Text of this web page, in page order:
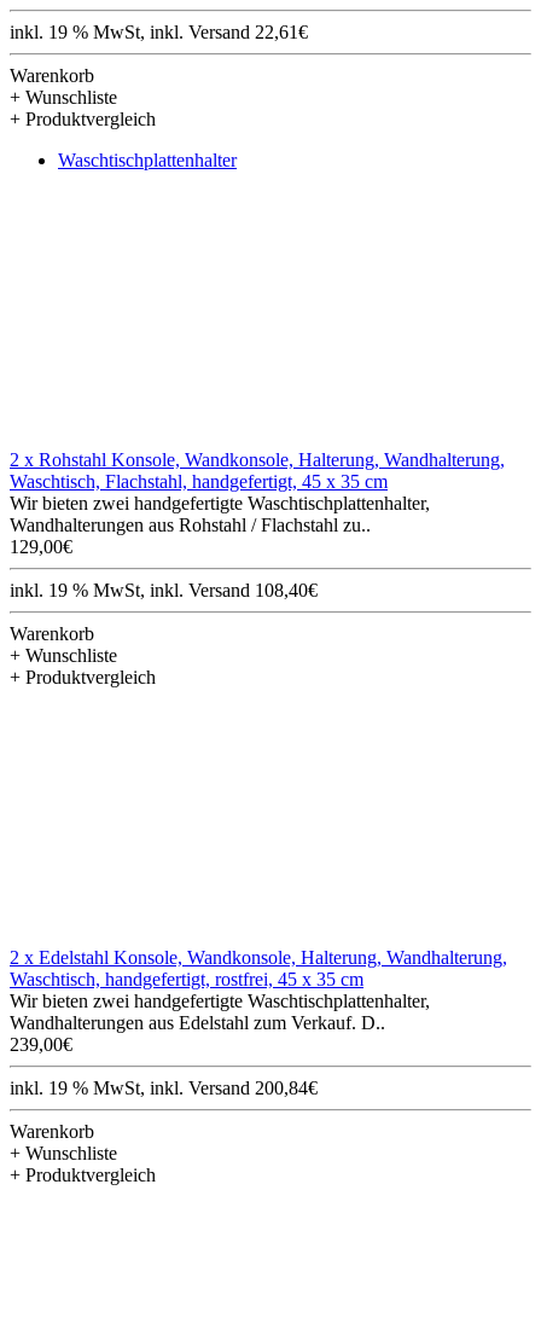
inkl. 19 % MwSt, inkl. Versand 22,61€
Warenkorb
+ Wunschliste
+ Produktvergleich
Waschtischplattenhalter
2 x Rohstahl Konsole, Wandkonsole, Halterung, Wandhalterung,
Waschtisch, Flachstahl, handgefertigt, 45 x 35 cm
Wir bieten zwei handgefertigte Waschtischplattenhalter,
Wandhalterungen aus Rohstahl / Flachstahl zu..
129,00€
inkl. 19 % MwSt, inkl. Versand 108,40€
Warenkorb
+ Wunschliste
+ Produktvergleich
2 x Edelstahl Konsole, Wandkonsole, Halterung, Wandhalterung,
Waschtisch, handgefertigt, rostfrei, 45 x 35 cm
Wir bieten zwei handgefertigte Waschtischplattenhalter,
Wandhalterungen aus Edelstahl zum Verkauf. D..
239,00€
inkl. 19 % MwSt, inkl. Versand 200,84€
Warenkorb
+ Wunschliste
+ Produktvergleich